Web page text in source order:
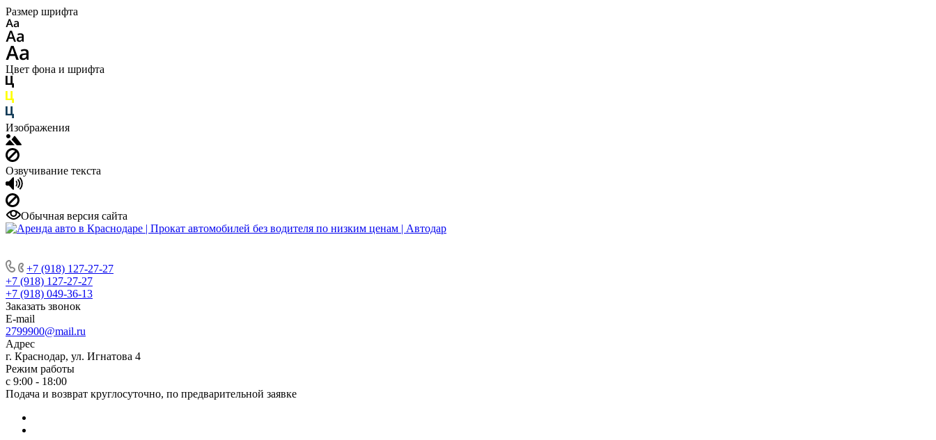
Размер шрифта
Цвет фона и шрифта
Изображения
Озвучивание текста
Обычная версия сайта
+7 (918) 127-27-27
+7 (918) 127-27-27
+7 (918) 049-36-13
Заказать звонок
E-mail
2799900@mail.ru
Адрес
г. Краснодар, ул. Игнатова 4
Режим работы
с 9:00 - 18:00
Подача и возврат круглосуточно, по предварительной заявке